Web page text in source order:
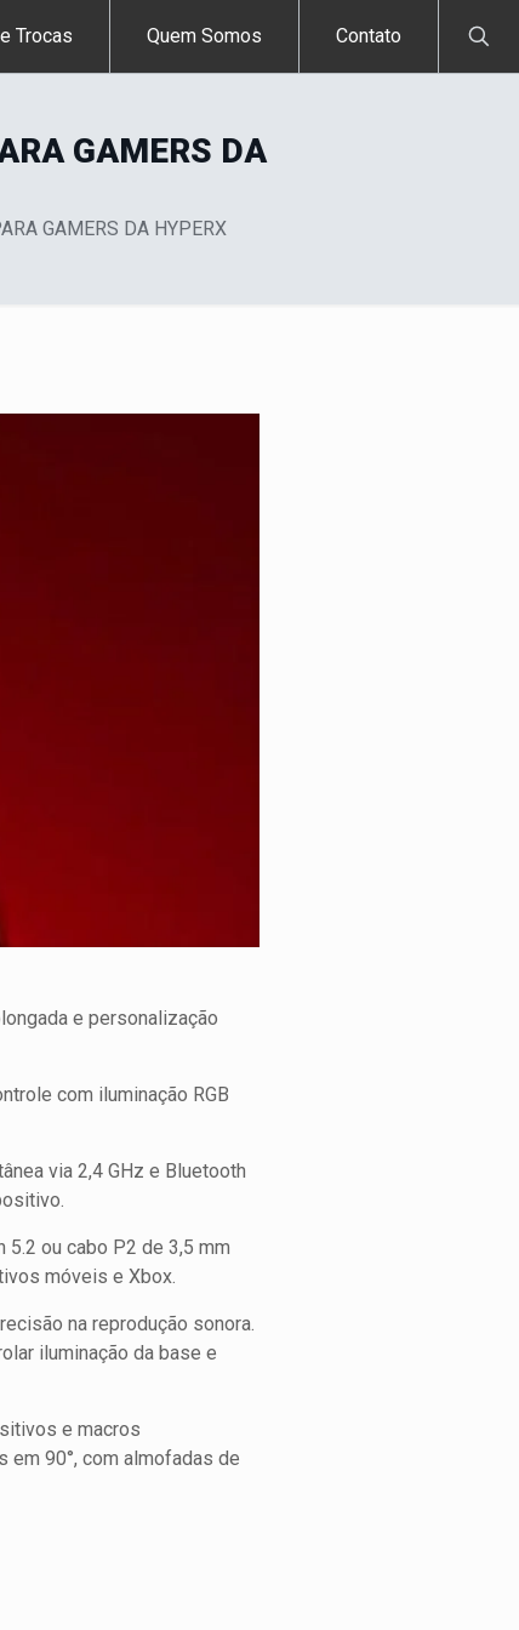
Trocas Quem Somos Contato
GAMERS DA
GAMERS DA HYPERX
e personalização
com iluminação RGB
via 2,4 GHz e Bluetooth
ou cabo P2 de 3,5 mm
móveis e Xbox.
na reprodução sonora.
iluminação da base e
e macros
90°, com almofadas de